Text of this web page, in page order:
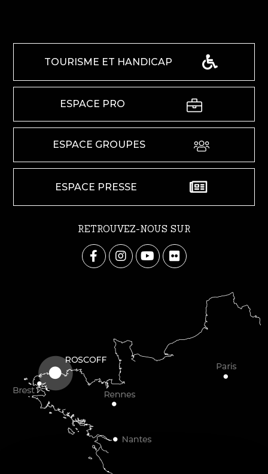
TOURISME ET HANDICAP
ESPACE PRO
ESPACE GROUPES
ESPACE PRESSE
RETROUVEZ-NOUS SUR